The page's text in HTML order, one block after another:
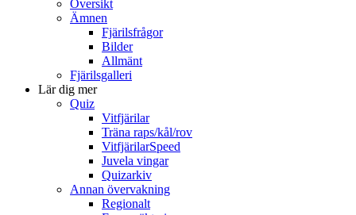
Översikt
Ämnen
Fjärilsfrågor
Bilder
Allmänt
Fjärilsgalleri
Lär dig mer
Quiz
Vitfjärilar
Träna raps/kål/rov
VitfjärilarSpeed
Juvela vingar
Quizarkiv
Annan övervakning
Regionalt